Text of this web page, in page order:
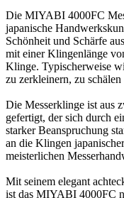
Die MIYABI 4000FC
japanische
Schönheit und Schärfe
mit einer Klingenlänge
Klinge. Typischerweise
zu zerkleinern, zu
Die Messerklinge ist aus
gefertigt, der sich durch
starker Beanspruchung
an die Klingen
meisterlichen
Mit seinem elegant
ist das MIYABI 4000FC